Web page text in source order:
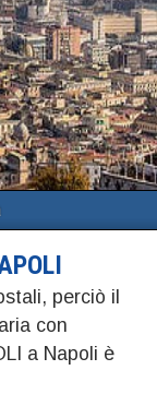
perciò il
con
a Napoli è